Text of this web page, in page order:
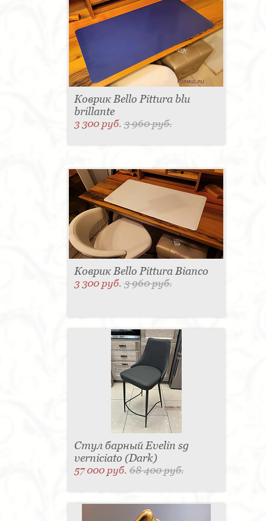
Коврик Bello Pittura blu
brillante
3 300 руб.3 960 руб.
Коврик Bello Pittura Bianco
3 300 руб.3 960 руб.
Стул барный Evelin sg
verniciato (Dark)
57 000 руб.68 400 руб.